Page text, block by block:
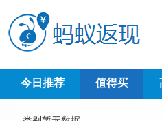
今日推荐 值得买